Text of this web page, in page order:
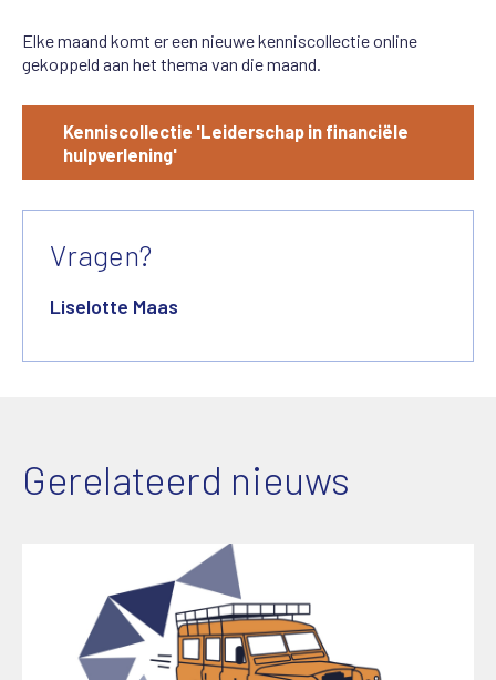
Elke maand komt er een nieuwe kenniscollectie online
gekoppeld aan het thema van die maand.
Kenniscollectie 'Leiderschap in financiële
hulpverlening'
Vragen?
Liselotte Maas
Gerelateerd nieuws